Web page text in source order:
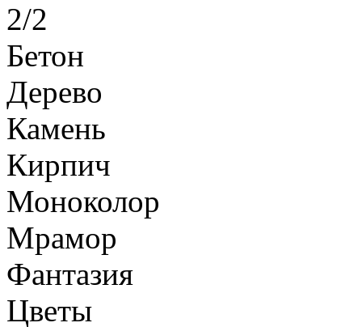
2/2
Бетон
Дерево
Камень
Кирпич
Моноколор
Мрамор
Фантазия
Цветы